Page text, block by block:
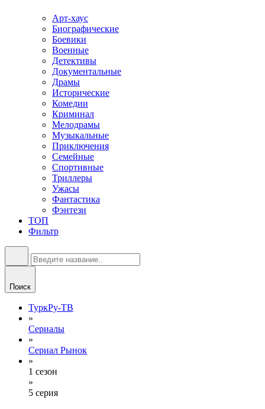
Арт-хаус
Биографические
Боевики
Военные
Детективы
Документальные
Драмы
Исторические
Комедии
Криминал
Мелодрамы
Музыкальные
Приключения
Семейные
Спортивные
Триллеры
Ужасы
Фантастика
Фэнтези
ТОП
Фильтр
Поиск
ТуркРу-ТВ
»
Сериалы
»
Сериал Рынок
»
1 сезон
»
5 серия